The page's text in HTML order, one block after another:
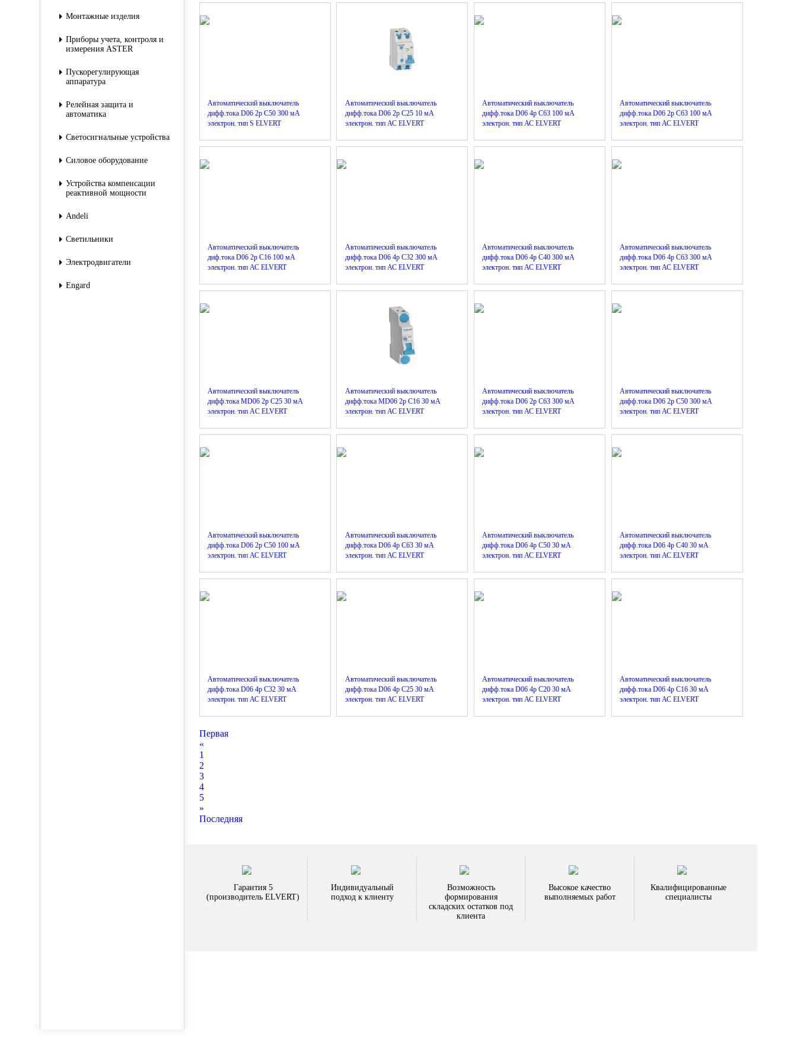
Монтажные изделия
Приборы учета, контроля и
измерения ASTER
Пускорегулирующая
аппаратура
Релейная защита и
автоматика
Светосигнальные устройства
Силовое оборудование
Устройства компенсации
реактивной мощности
Andeli
Светильники
Электродвигатели
Engard
Автоматический выключатель
дифф.тока D06 2р C50 300 мА
электрон. тип S ELVERT
Автоматический выключатель
дифф.тока D06 2р C25 10 мА
электрон. тип АС ELVERT
Автоматический выключатель
дифф.тока D06 4р C63 100 мА
электрон. тип АС ELVERT
Автоматический выключатель
дифф.тока D06 2р C63 100 мА
электрон. тип АС ELVERT
Автоматический выключатель
диф.тока D06 2р C16 100 мА
электрон. тип АС ELVERT
Автоматический выключатель
дифф.тока D06 4р C32 300 мА
электрон. тип АС ELVERT
Автоматический выключатель
дифф.тока D06 4р C40 300 мА
электрон. тип АС ELVERT
Автоматический выключатель
дифф.тока D06 4р C63 300 мА
электрон. тип АС ELVERT
Автоматический выключатель
дифф.тока MD06 2р C25 30 мА
электрон. тип АC ELVERT
Автоматический выключатель
дифф.тока MD06 2р C16 30 мА
электрон. тип АС ELVERT
Автоматический выключатель
дифф.тока D06 2р C63 300 мА
электрон. тип АС ELVERT
Автоматический выключатель
дифф.тока D06 2р C50 300 мА
электрон. тип АС ELVERT
Автоматический выключатель
дифф.тока D06 2р C50 100 мА
электрон. тип АС ELVERT
Автоматический выключатель
дифф.тока D06 4р C63 30 мА
электрон. тип АС ELVERT
Автоматический выключатель
дифф.тока D06 4р C50 30 мА
электрон. тип АС ELVERT
Автоматический выключатель
дифф.тока D06 4р C40 30 мА
электрон. тип АС ELVERT
Автоматический выключатель
дифф.тока D06 4р C32 30 мА
электрон. тип АС ELVERT
Автоматический выключатель
дифф.тока D06 4р C25 30 мА
электрон. тип АС ELVERT
Автоматический выключатель
дифф.тока D06 4р C20 30 мА
электрон. тип АС ELVERT
Автоматический выключатель
дифф.тока D06 4р C16 30 мА
электрон. тип АС ELVERT
Первая
«
1
2
3
4
5
»
Последняя
Гарантия 5
(производитель ELVERT)
Индивидуальный
подход к клиенту
Возможность
формирования
складских остатков под
клиента
Высокое качество
выполняемых работ
Квалифицированные
специалисты